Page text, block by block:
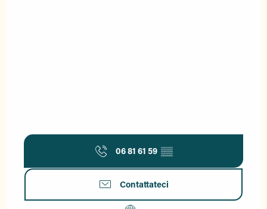
06 81 61 59 ▒▒
Contattateci